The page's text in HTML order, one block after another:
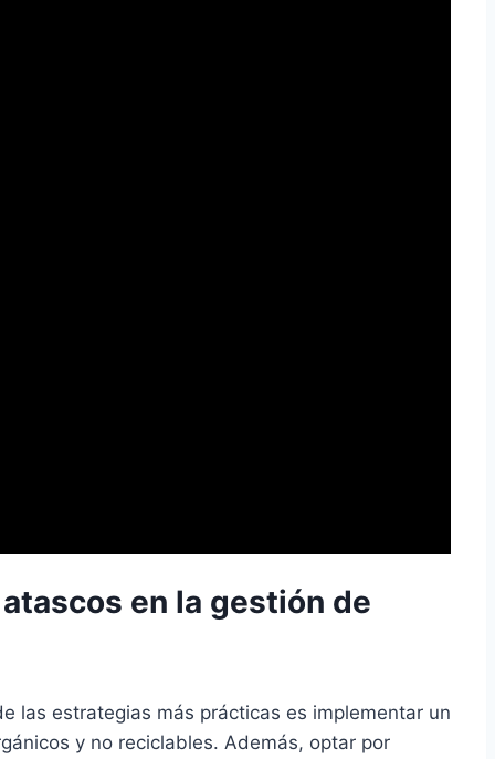
en la gestión de
las estrategias más prácticas es implementar un
y no reciclables. Además, optar por